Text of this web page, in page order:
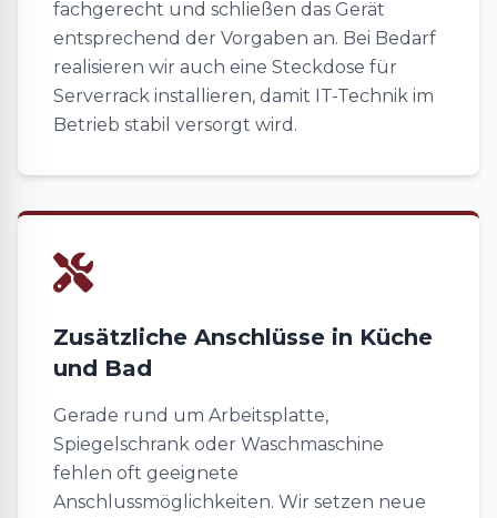
fachgerecht und schließen das Gerät
entsprechend der Vorgaben an. Bei Bedarf
realisieren wir auch eine Steckdose für
Serverrack installieren, damit IT-Technik im
Betrieb stabil versorgt wird.
Zusätzliche Anschlüsse in Küche
und Bad
Gerade rund um Arbeitsplatte,
Spiegelschrank oder Waschmaschine
fehlen oft geeignete
Anschlussmöglichkeiten. Wir setzen neue